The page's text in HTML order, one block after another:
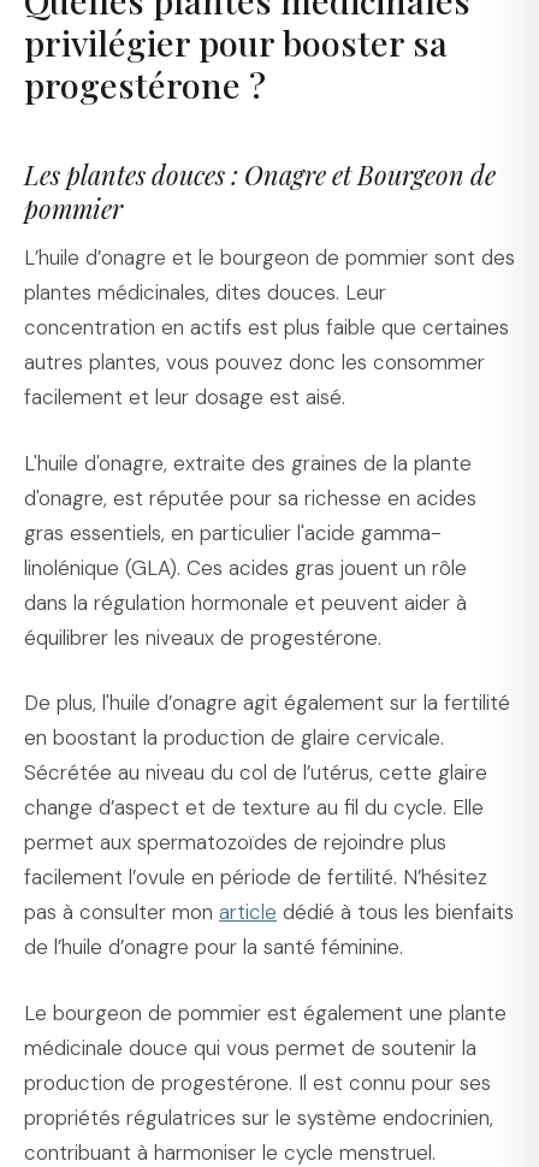
privilégier pour booster sa
progestérone ?
Les plantes douces : Onagre et Bourgeon de
pommier
L’huile d’onagre et le bourgeon de pommier sont des
plantes médicinales, dites douces. Leur
concentration en actifs est plus faible que certaines
autres plantes, vous pouvez donc les consommer
facilement et leur dosage est aisé.
L'huile d'onagre, extraite des graines de la plante
d'onagre, est réputée pour sa richesse en acides
gras essentiels, en particulier l'acide gamma-
linolénique (GLA). Ces acides gras jouent un rôle
dans la régulation hormonale et peuvent aider à
équilibrer les niveaux de progestérone.
De plus, l'huile d’onagre agit également sur la fertilité
en boostant la production de glaire cervicale.
Sécrétée au niveau du col de l’utérus, cette glaire
change d’aspect et de texture au fil du cycle. Elle
permet aux spermatozoïdes de rejoindre plus
facilement l’ovule en période de fertilité. N’hésitez
pas à consulter mon article dédié à tous les bienfaits
de l’huile d’onagre pour la santé féminine.
Le bourgeon de pommier est également une plante
médicinale douce qui vous permet de soutenir la
production de progestérone. Il est connu pour ses
propriétés régulatrices sur le système endocrinien,
contribuant à harmoniser le cycle menstruel.